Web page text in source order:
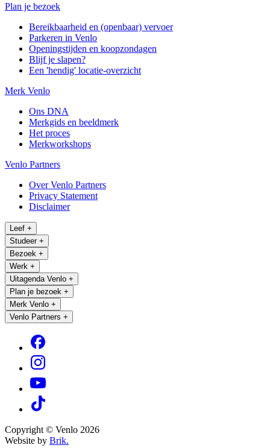
Plan je bezoek
Bereikbaarheid en (openbaar) vervoer
Parkeren in Venlo
Openingstijden en koopzondagen
Blijf je slapen?
Een 'hendig' locatie-overzicht
Merk Venlo
Ons DNA
Merkgids en beeldmerk
Het proces
Merkworkshops
Venlo Partners
Over Venlo Partners
Privacy Statement
Disclaimer
Leef +
Studeer +
Bezoek +
Werk +
Uitagenda Venlo +
Plan je bezoek +
Merk Venlo +
Venlo Partners +
Copyright © Venlo 2026
Website by Brik.